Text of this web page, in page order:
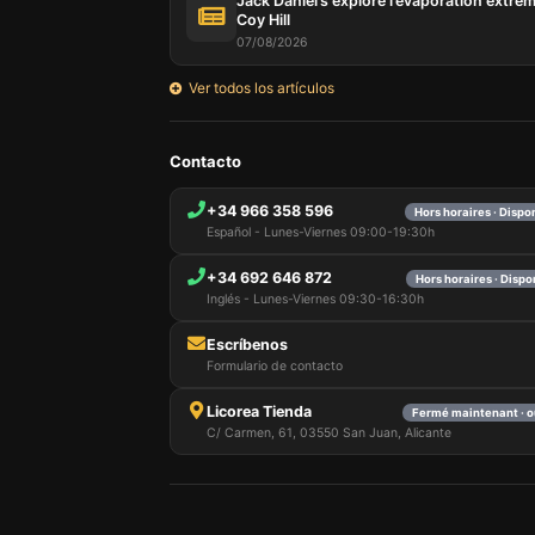
Coy Hill
07/08/2026
Ver todos los artículos
Contacto
+34 966 358 596 Hors horaires ·
Español - Lunes-Viernes 09:00-19:30h
+34 692 646 872 Hors horaires ·
Inglés - Lunes-Viernes 09:30-16:30h
Escríbenos
Formulario de contacto
Licorea Tienda Fermé maintenant ·
C/ Carmen, 61, 03550 San Juan, Alicante
par ces
qui
les
et